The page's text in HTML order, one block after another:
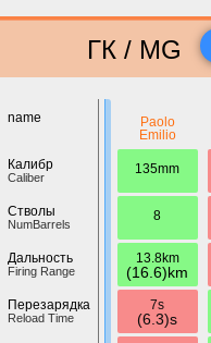
ГК / MG
name
Калибр
Caliber
Стволы
NumBarrels
Дальность
Firing Range
Перезарядка
Reload Time
Paolo
Emilio
135mm
8
13.8km
(16.6)km
7s
(6.3)s